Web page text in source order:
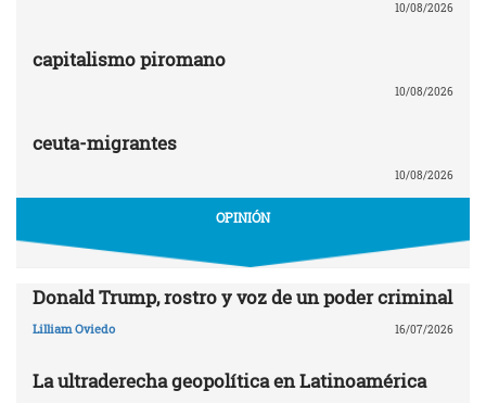
10/08/2026
capitalismo piromano
10/08/2026
ceuta-migrantes
10/08/2026
OPINIÓN
Donald Trump, rostro y voz de un poder criminal
Lilliam Oviedo 16/07/2026
La ultraderecha geopolítica en Latinoamérica